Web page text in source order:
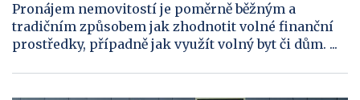
Pronájem nemovitostí je poměrně běžným a
tradičním způsobem jak zhodnotit volné finanční
prostředky, případně jak využít volný byt či dům. ...